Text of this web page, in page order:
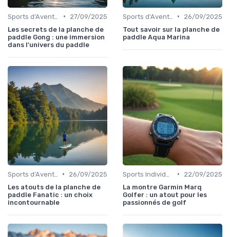
•
27/09/2025
Les secrets de la planche de
paddle Gong : une immersion
dans l'univers du paddle
•
26/09/2025
Tout savoir sur la planche de
paddle Aqua Marina
•
26/09/2025
Les atouts de la planche de
paddle Fanatic : un choix
incontournable
•
22/09/2025
La montre Garmin Marq
Golfer : un atout pour les
passionnés de golf